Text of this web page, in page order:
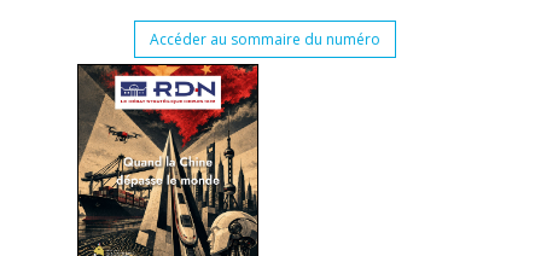
Accéder au sommaire du numéro